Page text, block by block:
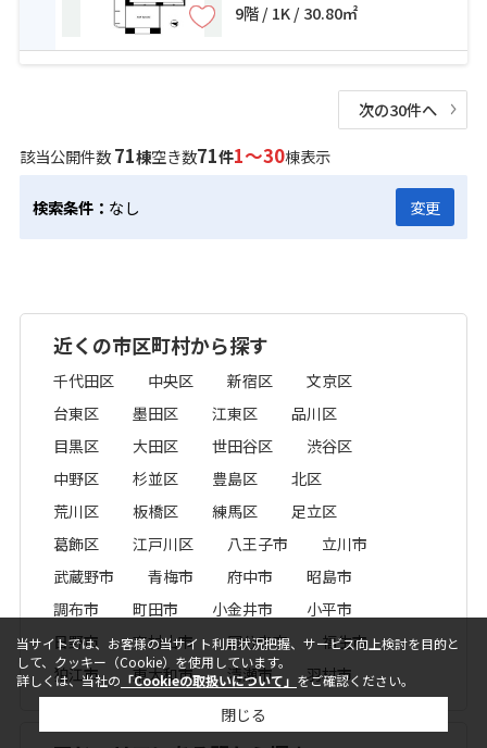
9階 / 1K / 30.80㎡
次の30件へ
該当公開件数71棟空き数71件1～30棟表示
検索条件： なし 変更
近くの市区町村から探す
千代田区 中央区 新宿区
文京区
台東区
墨田区 江東区
品川区
目黒区
大田区 世田谷区
渋谷区
中野区
杉並区 豊島区
北区
荒川区
板橋区 練馬区
足立区
葛飾区
江戸川区 八王子市
立川市
武蔵野市
青梅市 府中市
昭島市
調布市
町田市 小金井市
小平市
日野市
東村山市 国分寺市
福生市
狛江市
東大和市 清瀬市 羽村市
当サイトでは、お客様の当サイト利用状況把握、サービス向上検討を目的と
して、クッキー（Cookie）を使用しています。
詳しくは、当社の 「Cookieの取扱いについて」 をご確認ください。
閉じる